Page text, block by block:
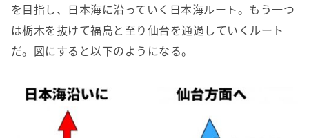
を目指し、日本海に沿っていく日本海ルート。もう一つ
は栃木を抜けて福島と至り仙台を通過していくルート
だ。図にすると以下のようになる。